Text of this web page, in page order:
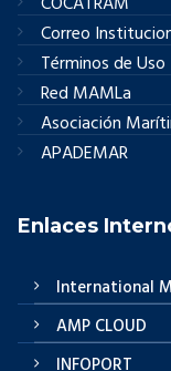
Correo
Términos de Uso
Red MAMLa
Asociación
APADEMAR
Enlaces
International
AMP CLOUD
INFOPORT